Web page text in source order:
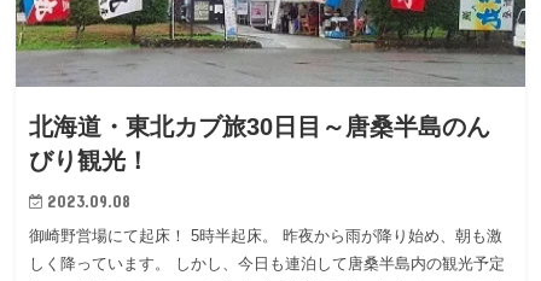
北海道・東北カブ旅30日目～唐桑半島のん
びり観光！
2023.09.08
御崎野営場にて起床！ 5時半起床。 昨夜から雨が降り始め、朝も激
しく降っています。 しかし、今日も連泊して唐桑半島内の観光予定